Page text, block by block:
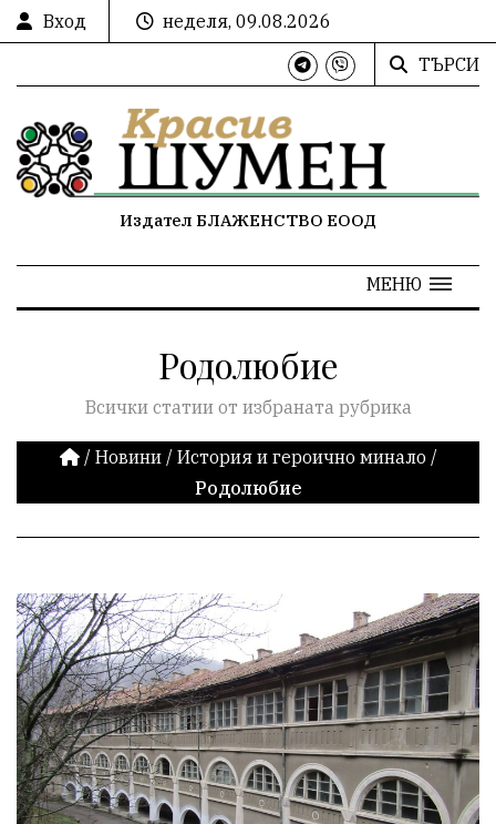
Вход
неделя, 09.08.2026
ТЪРСИ
Издател БЛАЖЕНСТВО ЕООД
МЕНЮ
Родолюбие
Всички статии от избраната рубрика
/ Новини / История и героично минало /
Родолюбие